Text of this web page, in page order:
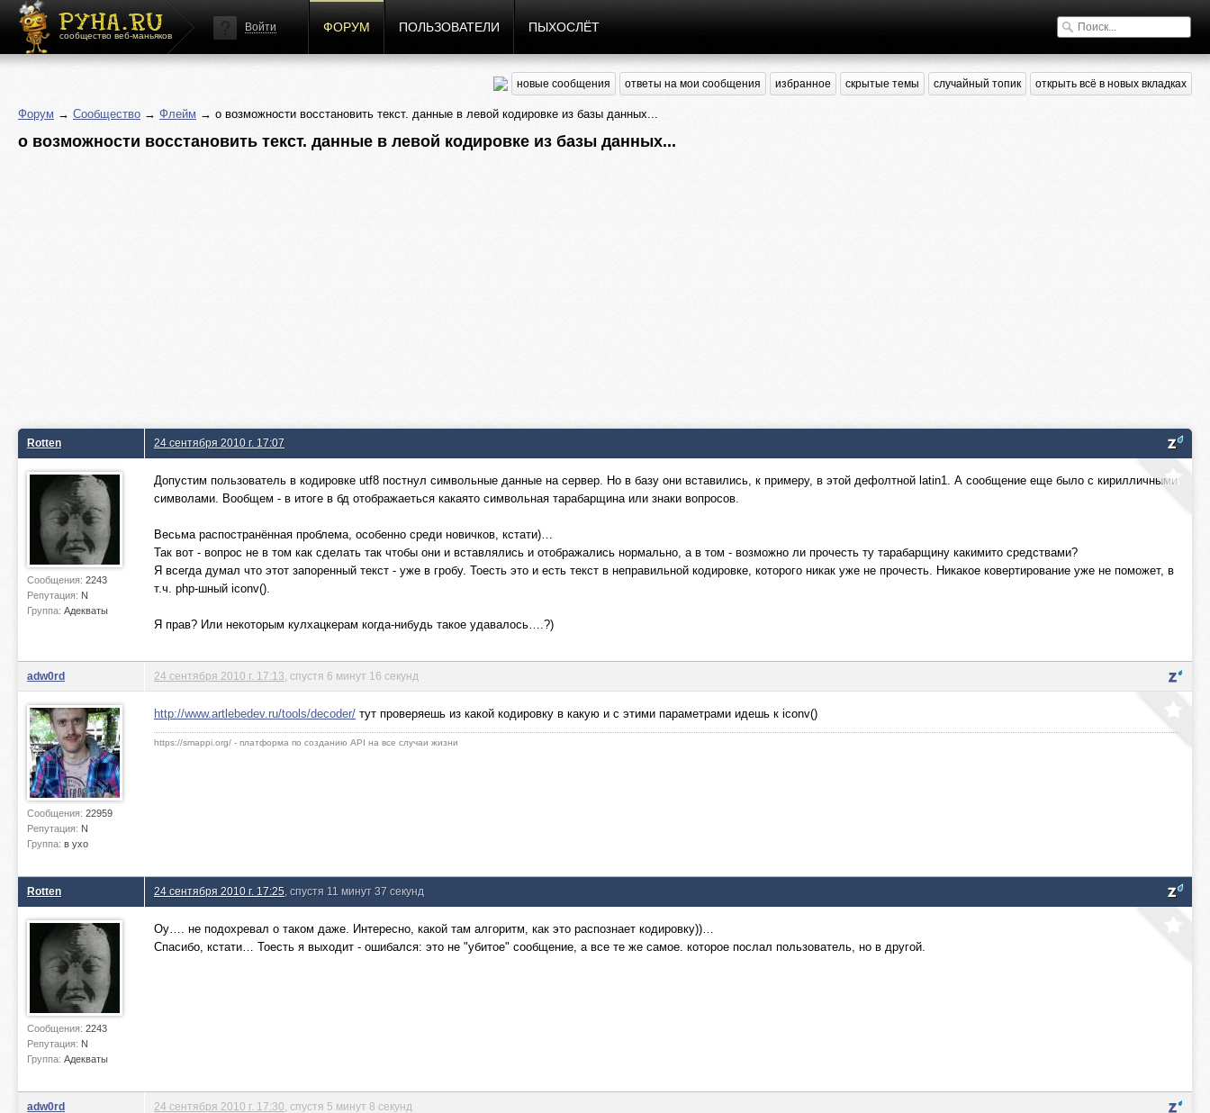
сообщество веб-маньяков
Войти ФОРУМ ПОЛЬЗОВАТЕЛИ ПЫХОСЛЁТ
новые сообщения ответы на мои сообщения избранное скрытые темы случайный топик открыть всё в новых вкладках
Форум → Сообщество → Флейм → о возможности восстановить текст. данные в левой кодировке из базы данных...
о возможности восстановить текст. данные в левой кодировке из базы данных...
Rotten
Сообщения: 2243
Репутация: N
Группа: Адекваты
24 сентября 2010 г. 17:07
Допустим пользователь в кодировке utf8 постнул символьные данные на сервер. Но в базу они вставились, к примеру, в этой дефолтной latin1. А сообщение еще было с кирилличными
символами. Вообщем - в итоге в бд отображаеться какаято символьная тарабарщина или знаки вопросов.
Весьма распостранённая проблема, особенно среди новичков, кстати)…
Так вот - вопрос не в том как сделать так чтобы они и вставлялись и отображались нормально, а в том - возможно ли прочесть ту тарабарщину какимито средствами?
Я всегда думал что этот запоренный текст - уже в гробу. Тоесть это и есть текст в неправильной кодировке, которого никак уже не прочесть. Никакое ковертирование уже не поможет, в
т.ч. php-шный iconv().
Я прав? Или некоторым кулхацкерам когда-нибудь такое удавалось….?)
adw0rd
Сообщения: 22959
Репутация: N
Группа: в ухо
24 сентября 2010 г. 17:13 , спустя 6 минут 16 секунд
http://www.artlebedev.ru/tools/decoder/ тут проверяешь из какой кодировку в какую и с этими параметрами идешь к iconv()
https://smappi.org/ - платформа по созданию API на все случаи жизни
Rotten
Сообщения: 2243
Репутация: N
Группа: Адекваты
24 сентября 2010 г. 17:25 , спустя 11 минут 37 секунд
Оу…. не подохревал о таком даже. Интересно, какой там алгоритм, как это распознает кодировку))…
Спасибо, кстати… Тоесть я выходит - ошибался: это не "убитое" сообщение, а все те же самое. которое послал пользователь, но в другой.
adw0rd 24 сентября 2010 г. 17:30 , спустя 5 минут 8 секунд